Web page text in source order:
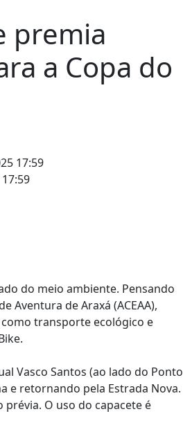
premia
a Copa do
17:59
do meio ambiente. Pensando
Aventura de Araxá (ACEAA),
transporte ecológico e
Vasco Santos (ao lado do Ponto
e retornando pela Estrada Nova.
O uso do capacete é